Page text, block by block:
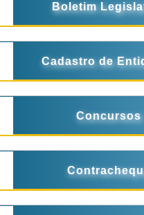
Boletim
Cadastro de
Concursos